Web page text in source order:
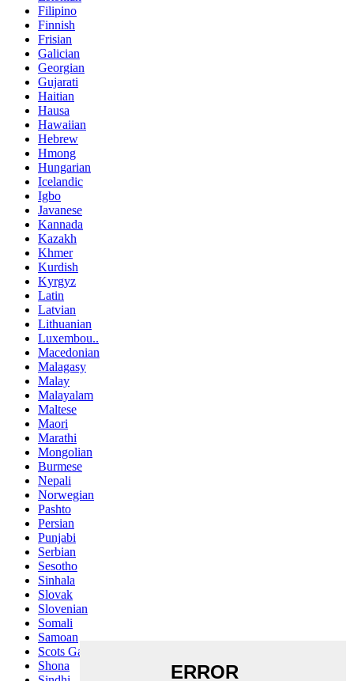
Filipino
Finnish
Frisian
Galician
Georgian
Gujarati
Haitian
Hausa
Hawaiian
Hebrew
Hmong
Hungarian
Icelandic
Igbo
Javanese
Kannada
Kazakh
Khmer
Kurdish
Kyrgyz
Latin
Latvian
Lithuanian
Luxembou..
Macedonian
Malagasy
Malay
Malayalam
Maltese
Maori
Marathi
Mongolian
Burmese
Nepali
Norwegian
Pashto
Persian
Punjabi
Serbian
Sesotho
Sinhala
Slovak
Slovenian
Somali
Samoan
Scots Gaelic
Shona